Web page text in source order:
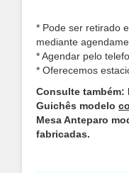
* Pode ser retirado
mediante
* Agendar pelo
* Oferecemos
Consulte também:
Guichês modelo
Mesa Anteparo
fabricadas.